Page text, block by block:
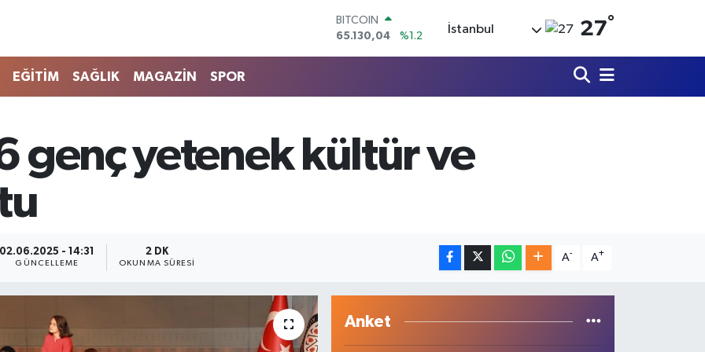
DOLAR
47,7106
%0.17
64,4046
%0.35
BİST100
13.773
%-19
İstanbul 27°
EĞİTİM SAĞLIK MAGAZİN SPOR
genç yetenek kültür ve
02.06.2025 - 14:31
GÜNCELLEME
2 DK
OKUNMA SÜRESI
A- A+
Anket